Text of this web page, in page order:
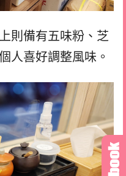
則備有五味粉、芝
人喜好調整風味。